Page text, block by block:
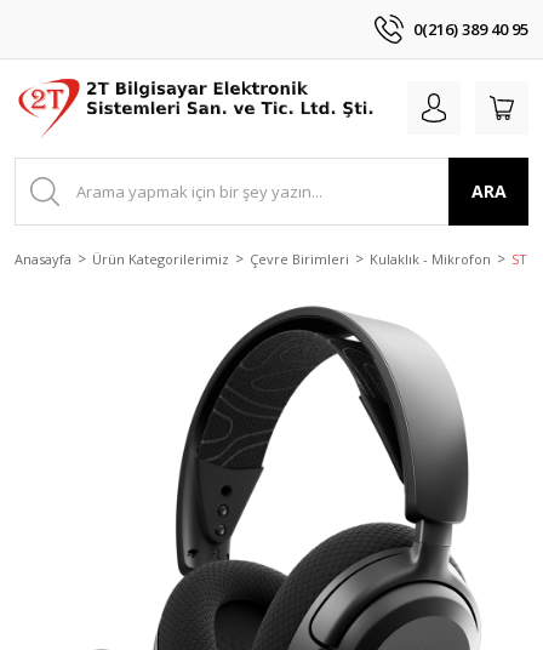
0(216) 389 40 95
ARA
Anasayfa Ürün Kategorilerimiz Çevre Birimleri Kulaklık - Mikrofon